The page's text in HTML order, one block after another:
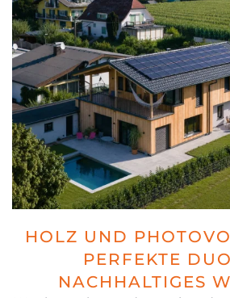
HOLZ UND
PERFEKTE
NACHHALTIGES